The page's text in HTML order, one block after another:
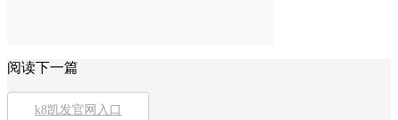
阅读下一篇
k8凯发官网入口